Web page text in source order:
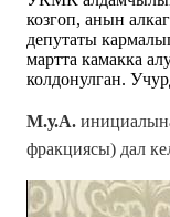
козгоп, анын
депутаты
мартта камакка
колдонулган.
М.у.А.
фракциясы) дал